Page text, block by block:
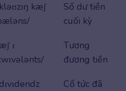
kæʃ
Số dư tiền
cuối kỳ
ɪ
Tương
đương tiền
Cổ tức đã